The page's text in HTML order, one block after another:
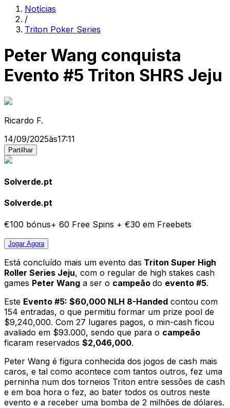
Notícias
/
Triton Poker Series
Peter Wang conquista
Evento #5 Triton SHRS Jeju
Ricardo F.
14/09/2025às17:11
Partilhar
Solverde.pt
Solverde.pt
€100 bónus+ 60 Free Spins + €30 em Freebets
Jogar Agora
Está concluído mais um evento das Triton Super High
Roller Series Jeju, com o regular de high stakes cash
games Peter Wang a ser o campeão do evento #5.
Este Evento #5: $60,000 NLH 8-Handed contou com
154 entradas, o que permitiu formar um prize pool de
$9,240,000. Com 27 lugares pagos, o min-cash ficou
avaliado em $93.000, sendo que para o campeão
ficaram reservados $2,046,000.
Peter Wang é figura conhecida dos jogos de cash mais
caros, e tal como acontece com tantos outros, fez uma
perninha num dos torneios Triton entre sessões de cash
e em boa hora o fez, ao bater todos os outros neste
evento e a receber uma bomba de 2 milhões de dólares.